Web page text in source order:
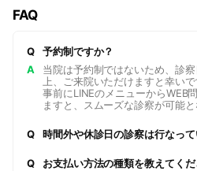
FAQ
Q
予約制ですか？
A
当院は予約制ではないため、診
上、ご来院いただけますと幸いで
事前にLINEのメニューからWEB
ますと、スムーズな診察が可能と
Q 時間外や休診日の診察は行なって
Q お支払い方法の種類を教えてくだ